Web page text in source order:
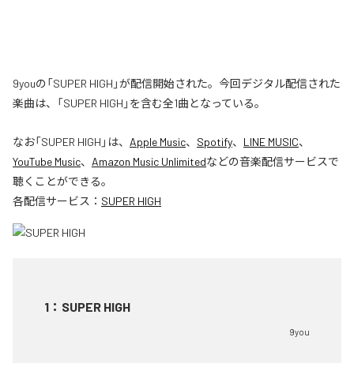
9youの「SUPER HIGH」が配信開始された。今回デジタル配信された
楽曲は、「SUPER HIGH」を含む全1曲となっている。
なお「SUPER HIGH 」は、 Apple Music、 Spotify、 LINE MUSIC、
YouTube Music、 Amazon Music Unlimitedなどの音楽配信サービスで
聴くことができる。
各配信サービス： SUPER HIGH
1 ： SUPER HIGH
9you